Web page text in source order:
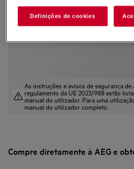
As instruções e avisos de segurança
regulamento da UE 2023/988 estão
manual do utilizador. Para uma
manual do utilizador completo.
Compre diretamente à AEG e
Definições de cookies